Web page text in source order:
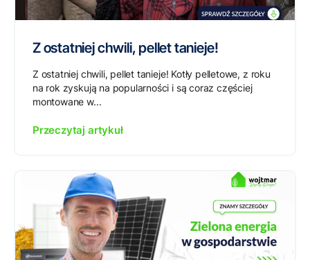
Z ostatniej chwili, pellet tanieje!
Z ostatniej chwili, pellet tanieje! Kotły pelletowe, z roku
na rok zyskują na popularności i są coraz częściej
montowane w...
Przeczytaj artykuł